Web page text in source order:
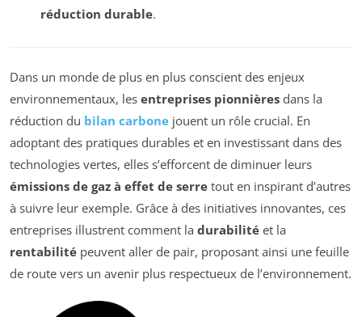
réduction durable.
Dans un monde de plus en plus conscient des enjeux
environnementaux, les entreprises pionnières dans la
réduction du bilan carbone jouent un rôle crucial. En
adoptant des pratiques durables et en investissant dans des
technologies vertes, elles s’efforcent de diminuer leurs
émissions de gaz à effet de serre tout en inspirant d’autres
à suivre leur exemple. Grâce à des initiatives innovantes, ces
entreprises illustrent comment la durabilité et la
rentabilité peuvent aller de pair, proposant ainsi une feuille
de route vers un avenir plus respectueux de l’environnement.